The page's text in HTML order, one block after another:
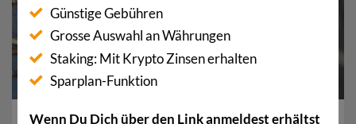
Günstige Gebühren
Grosse Auswahl an Währungen
Staking: Mit Krypto Zinsen erhalten
Sparplan-Funktion
Wenn Du Dich über den Link anmeldest erhältst